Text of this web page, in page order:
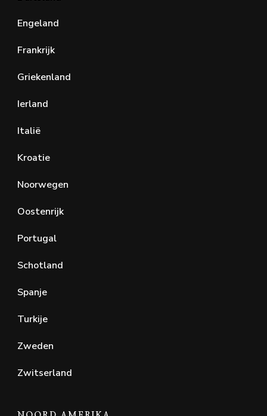
Engeland
Frankrijk
Griekenland
Ierland
Italië
Kroatie
Noorwegen
Oostenrijk
Portugal
Schotland
Spanje
Turkije
Zweden
Zwitserland